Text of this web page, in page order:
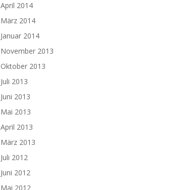
April 2014
März 2014
Januar 2014
November 2013
Oktober 2013
Juli 2013
Juni 2013
Mai 2013
April 2013
März 2013
Juli 2012
Juni 2012
Mai 2012